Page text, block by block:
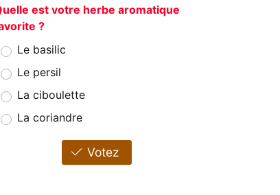
est votre herbe aromatique
?
Le basilic
Le persil
La ciboulette
La coriandre
Votez